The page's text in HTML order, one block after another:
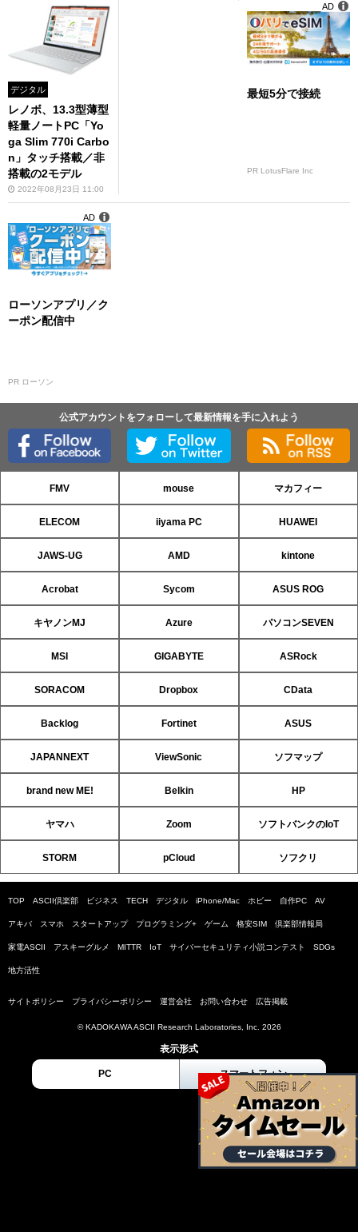
デジタル
レノボ、13.3型薄型
軽量ノートPC「Yo
ga Slim 770i Carbo
n」タッチ搭載／非
搭載の2モデル
2022年08月23日 11:00
最短5分で接続
PR LotusFlare Inc
AD
ローソンアプリ／ク
ーポン配信中
PR ローソン
AD
公式アカウントをフォローして最新情報を手に入れよう
FMV mouse マカフィー
ELECOM iiyama PC HUAWEI
JAWS-UG AMD kintone
Acrobat Sycom ASUS ROG
キヤノンMJ Azure パソコンSEVEN
MSI GIGABYTE ASRock
SORACOM Dropbox CData
Backlog Fortinet ASUS
JAPANNEXT ViewSonic ソフマップ
brand new ME! Belkin HP
ヤマハ Zoom ソフトバンクのIoT
STORM pCloud ソフクリ
TOP ASCII倶楽部 ビジネス TECH デジタル iPhone/Mac ホビー 自作PC AV
アキバ スマホ スタートアップ プログラミング+ ゲーム 格安SIM 倶楽部情報局
家電ASCII アスキーグルメ MITTR IoT サイバーセキュリティ小説コンテスト SDGs
地方活性
サイトポリシー プライバシーポリシー 運営会社 お問い合わせ 広告掲載
© KADOKAWA ASCII Research Laboratories, Inc. 2026
表示形式
PC スマートフォン